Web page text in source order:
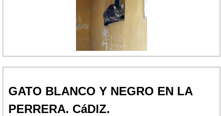
GATO BLANCO Y NEGRO EN LA
PERRERA. CáDIZ.